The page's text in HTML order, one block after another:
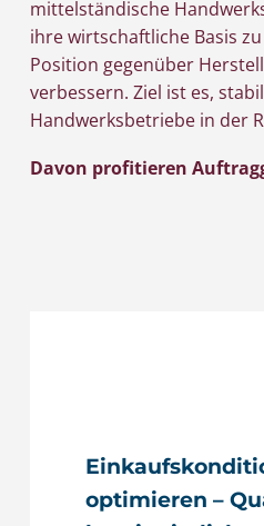
mittelständische
ihre wirtschaftliche Basis
Position gegenüber
verbessern. Ziel ist es,
Handwerksbetriebe in der
Davon profitieren
optimieren –